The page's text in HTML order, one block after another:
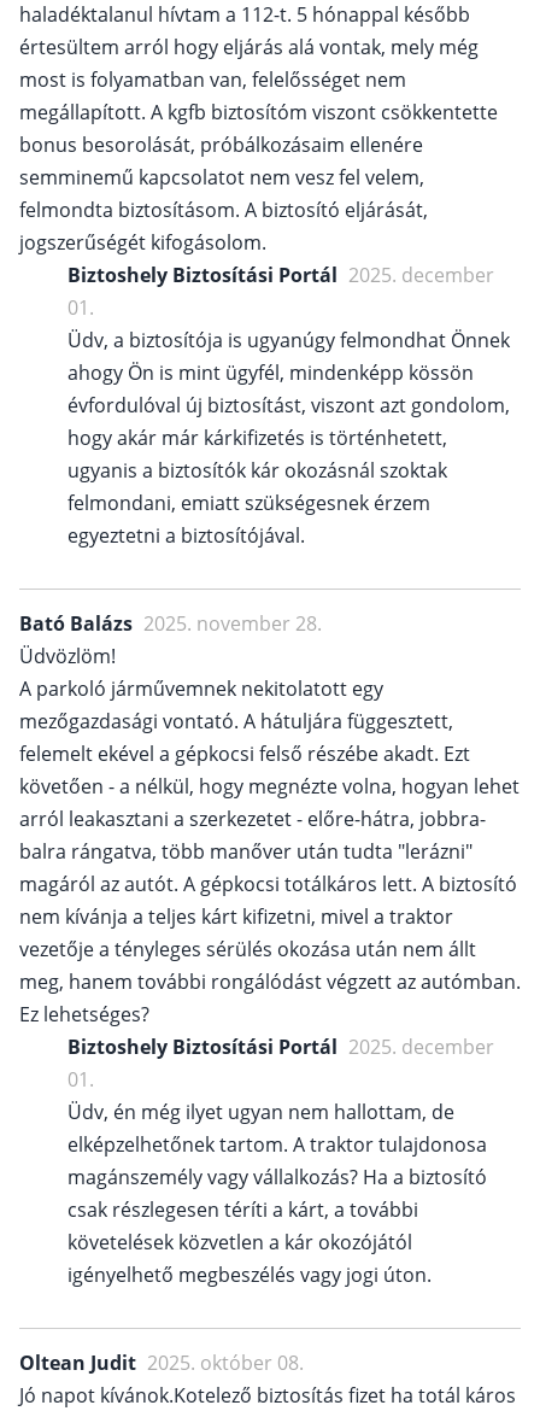
haladéktalanul hívtam a 112-t. 5 hónappal később
értesültem arról hogy eljárás alá vontak, mely még
most is folyamatban van, felelősséget nem
megállapított. A kgfb biztosítóm viszont csökkentette
bonus besorolását, próbálkozásaim ellenére
semminemű kapcsolatot nem vesz fel velem,
felmondta biztosításom. A biztosító eljárását,
jogszerűségét kifogásolom.
Biztoshely Biztosítási Portál 2025. december
01.
Üdv, a biztosítója is ugyanúgy felmondhat Önnek
ahogy Ön is mint ügyfél, mindenképp kössön
évfordulóval új biztosítást, viszont azt gondolom,
hogy akár már kárkifizetés is történhetett,
ugyanis a biztosítók kár okozásnál szoktak
felmondani, emiatt szükségesnek érzem
egyeztetni a biztosítójával.
Bató Balázs 2025. november 28.
Üdvözlöm!
A parkoló járművemnek nekitolatott egy
mezőgazdasági vontató. A hátuljára függesztett,
felemelt ekével a gépkocsi felső részébe akadt. Ezt
követően - a nélkül, hogy megnézte volna, hogyan lehet
arról leakasztani a szerkezetet - előre-hátra, jobbra-
balra rángatva, több manőver után tudta "lerázni"
magáról az autót. A gépkocsi totálkáros lett. A biztosító
nem kívánja a teljes kárt kifizetni, mivel a traktor
vezetője a tényleges sérülés okozása után nem állt
meg, hanem további rongálódást végzett az autómban.
Ez lehetséges?
Biztoshely Biztosítási Portál 2025. december
01.
Üdv, én még ilyet ugyan nem hallottam, de
elképzelhetőnek tartom. A traktor tulajdonosa
magánszemély vagy vállalkozás? Ha a biztosító
csak részlegesen téríti a kárt, a további
követelések közvetlen a kár okozójától
igényelhető megbeszélés vagy jogi úton.
Oltean Judit 2025. október 08.
Jó napot kívánok.Kotelező biztosítás fizet ha totál káros